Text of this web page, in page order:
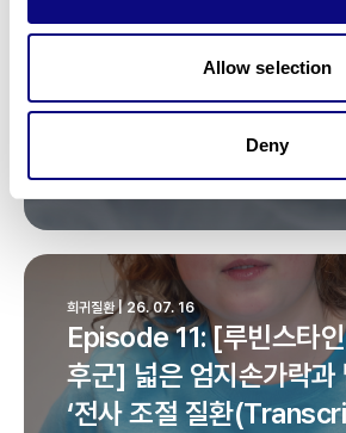
Allow selection
Deny
Episode 11: [루빈스타
후군] 넓은 엄지손가락과
‘전사 조절 질환
희귀질환 | 26. 07. 16